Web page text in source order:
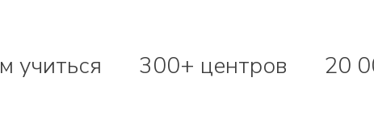
учиться 300+ центров 20